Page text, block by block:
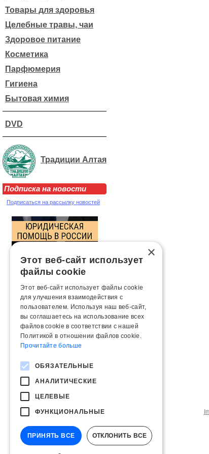
Товары для здоровья
Целебные травы, чаи
Здоровое питание
Косметика
Парфюмерия
Гигиена
Бытовая химия
DVD
Традиции Алтая
Подписка на новости
Подписаться на рассылку новостей
×
Этот веб-сайт использует
файлы cookie
Этот веб-сайт использует файлы cookie
для улучшения взаимодействия с
пользователем. Используя наш веб-сайт,
вы соглашаетесь на использование всех
файлов cookie в соответствии с нашей
Политикой в ​​отношении файлов cookie.
Прочитайте больше
ОБЯЗАТЕЛЬНЫЕ
АНАЛИТИЧЕСКИЕ
ЦЕЛЕВЫЕ
ФУНКЦИОНАЛЬНЫЕ
ПРИНЯТЬ ВСЕ ОТКЛОНИТЬ ВСЕ